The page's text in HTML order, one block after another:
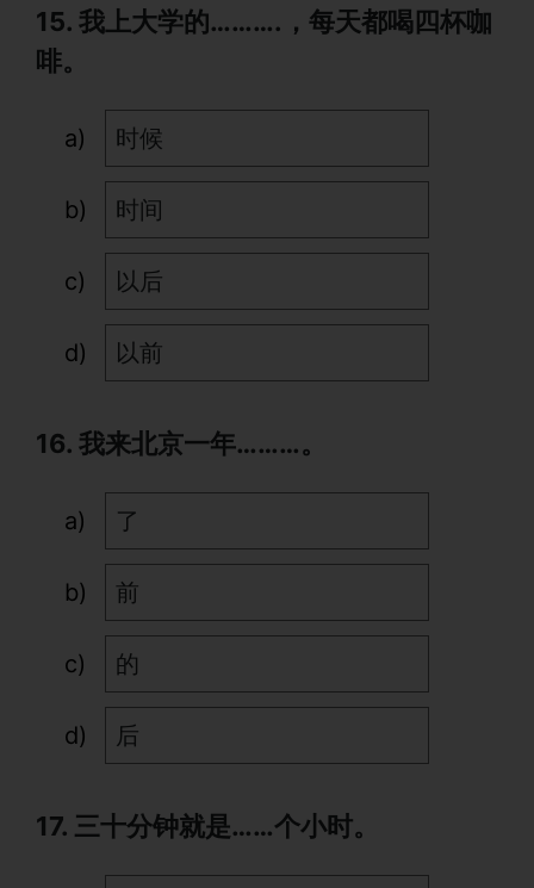
15. 我上大学的……….，每天都喝四杯咖
啡。
时候
时间
以后
以前
16. 我来北京一年………。
了
前
的
后
17. 三十分钟就是……个小时。